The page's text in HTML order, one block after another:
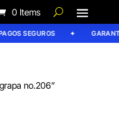
0 Items
SEGUROS
no.206”